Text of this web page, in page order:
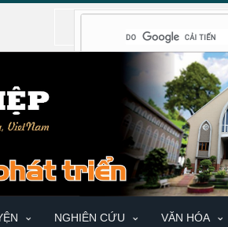
NGHIÊN CỨU VĂN HÓA